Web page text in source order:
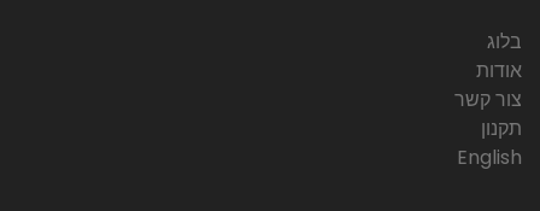
בלוג
אודות
צור קשר
תקנון
English